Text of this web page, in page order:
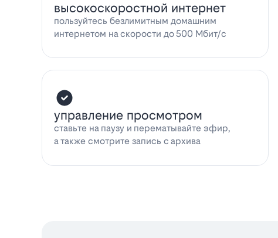
высокоскоростной интернет
пользуйтесь безлимитным домашним
интернетом на скорости до 500 Мбит/с
управление просмотром
ставьте на паузу и перематывайте эфир,
а также смотрите запись с архива